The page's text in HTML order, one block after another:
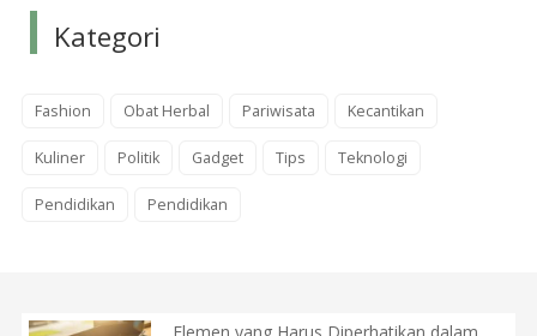
Kategori
Fashion Obat Herbal Pariwisata Kecantikan
Kuliner Politik Gadget Tips Teknologi
Pendidikan Pendidikan